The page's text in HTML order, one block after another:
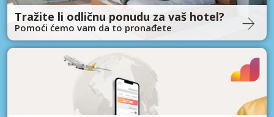
Tražite li odličnu ponudu za vaš hotel?
Pomoći ćemo vam da to pronađete